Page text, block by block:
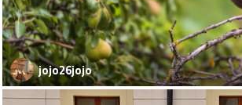
jojo26jojo